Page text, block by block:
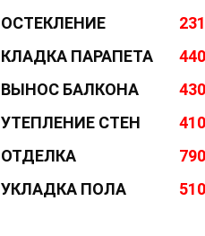
ОСТЕКЛЕНИЕ
КЛАДКА ПАРАПЕТА
ВЫНОС БАЛКОНА
УТЕПЛЕНИЕ СТЕН
ОТДЕЛКА
УКЛАДКА ПОЛА